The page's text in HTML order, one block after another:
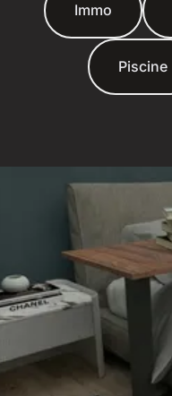
Immo
Piscine